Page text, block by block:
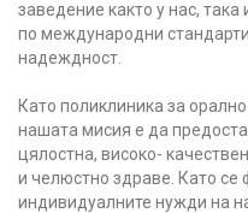
заведение както у нас,
по международни
надеждност.
Като поликлиника за
нашата мисия е да
цялостна, високо-
и челюстно здраве. Като се
индивидуалните нужди на